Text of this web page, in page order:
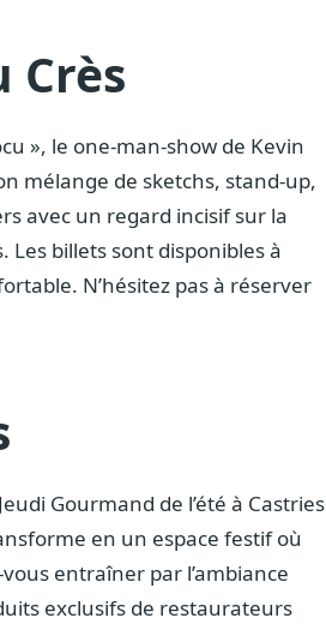
Crès
», le one-man-show de Kevin
mélange de sketchs, stand-up,
avec un regard incisif sur la
Les billets sont disponibles à
N’hésitez pas à réserver
Gourmand de l’été à Castries
en un espace festif où
entraîner par l’ambiance
exclusifs de restaurateurs